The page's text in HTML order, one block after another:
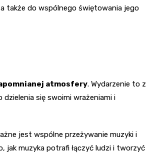
a także do wspólnego świętowania jego
atmosfery. Wydarzenie to z
się swoimi wrażeniami i
jest wspólne przeżywanie muzyki i
jak muzyka potrafi łączyć ludzi i tworzyć